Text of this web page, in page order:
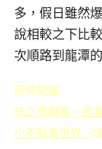
多，假日雖然
說相較之下比
次順路到龍潭
延伸閱讀
味之黑爾慕－品
小不點看世界－[